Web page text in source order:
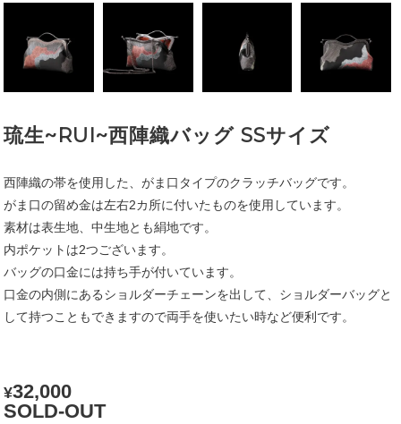
琉生~RUI~西陣織バッグ SSサイズ
西陣織の帯を使用した、がま口タイプのクラッチバッグです。
がま口の留め金は左右2カ所に付いたものを使用しています。
素材は表生地、中生地とも絹地です。
内ポケットは2つございます。
バッグの口金には持ち手が付いています。
口金の内側にあるショルダーチェーンを出して、ショルダーバッグと
して持つこともできますので両手を使いたい時など便利です。
¥32,000
SOLD-OUT